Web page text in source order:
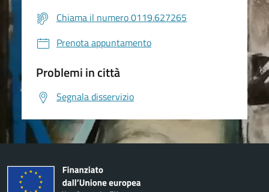
Chiama il numero 0119.627265
Prenota appuntamento
Problemi in città
Segnala disservizio